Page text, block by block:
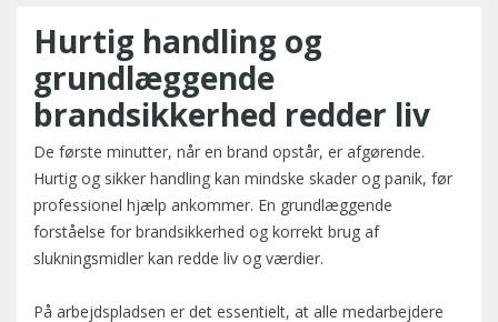
Hurtig handling og
grundlæggende
brandsikkerhed redder liv
De første minutter, når en brand opstår, er afgørende.
Hurtig og sikker handling kan mindske skader og panik, før
professionel hjælp ankommer. En grundlæggende
forståelse for brandsikkerhed og korrekt brug af
slukningsmidler kan redde liv og værdier.
På arbejdspladsen er det essentielt, at alle medarbejdere